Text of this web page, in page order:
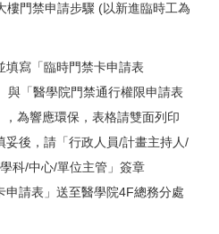
樓門禁申請步驟 (以新進臨時工為
填寫「臨時門禁卡申請表
與「醫學院門禁通行權限申請表
，為響應環保，表格請雙面列印
妥後，請「行政人員/計畫主持人/
科/中心/單位主管」簽章
申請表」送至醫學院4F總務分處